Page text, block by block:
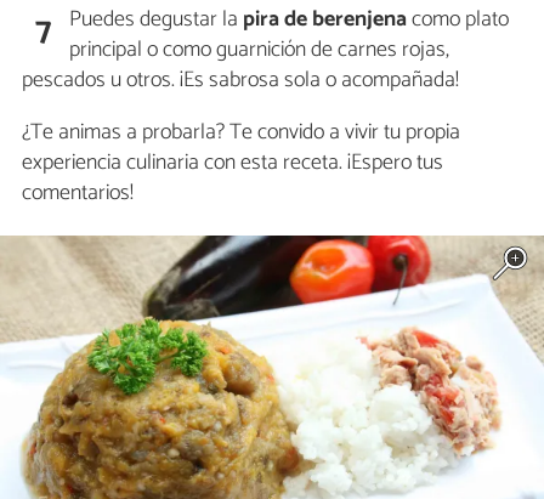
7 Puedes degustar la pira de berenjenacomo plato
principal o como guarnición de carnes rojas,
pescados u otros. ¡Es sabrosa sola o acompañada!
¿Te animas a probarla? Te convido a vivir tu propia
experiencia culinaria con esta receta. ¡Espero tus
comentarios!